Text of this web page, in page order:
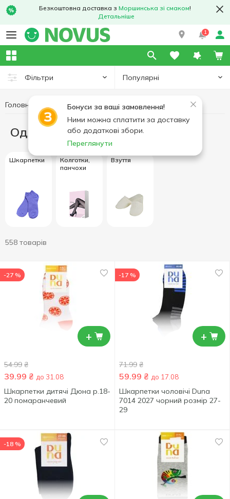
Безкоштовна доставка з Моршинська зі смаком!
Детальніше
1
Фільтри Популярні
Бонуси за ваші замовлення!
Ними можна сплатити за доставку
або додаткові збори.
Переглянути
Головна Одяг та взуття
Одяг та взуття
Шкарпетки
Колготки,
панчохи
Взуття
558 товарів
+
-27 %
54.99 ₴
39.99 ₴ до 31.08
Шкарпетки дитячі Дюна р.18-
20 помаранчевий
+
-17 %
71.99 ₴
59.99 ₴ до 17.08
Шкарпетки чоловічі Duna
7014 2027 чорний розмір 27-
29
-18 %